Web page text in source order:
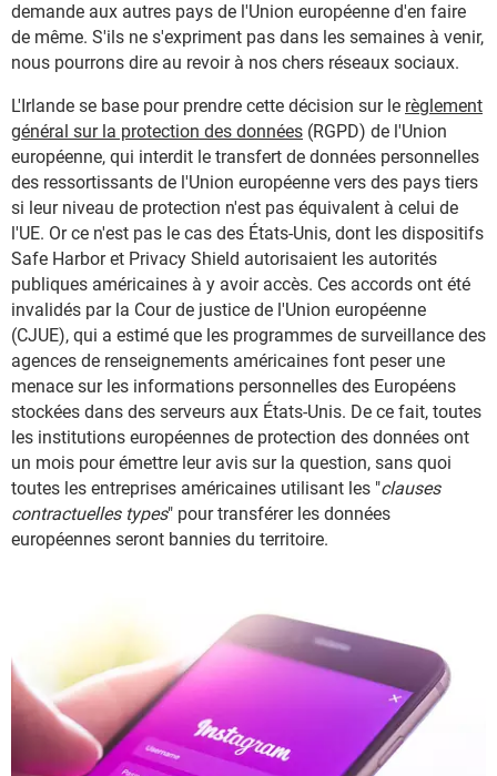
demande aux autres pays de l'Union européenne d'en faire
de même. S'ils ne s'expriment pas dans les semaines à venir,
nous pourrons dire au revoir à nos chers réseaux sociaux.
L'Irlande se base pour prendre cette décision sur le règlement
général sur la protection des données (RGPD) de l'Union
européenne, qui interdit le transfert de données personnelles
des ressortissants de l'Union européenne vers des pays tiers
si leur niveau de protection n'est pas équivalent à celui de
l'UE. Or ce n'est pas le cas des États-Unis, dont les dispositifs
Safe Harbor et Privacy Shield autorisaient les autorités
publiques américaines à y avoir accès. Ces accords ont été
invalidés par la Cour de justice de l'Union européenne
(CJUE), qui a estimé que les programmes de surveillance des
agences de renseignements américaines font peser une
menace sur les informations personnelles des Européens
stockées dans des serveurs aux États-Unis. De ce fait, toutes
les institutions européennes de protection des données ont
un mois pour émettre leur avis sur la question, sans quoi
toutes les entreprises américaines utilisant les "clauses
contractuelles types" pour transférer les données
européennes seront bannies du territoire.